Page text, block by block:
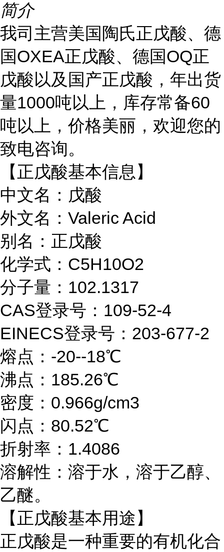
简介
我司主营美国陶氏正戊酸、德
国OXEA正戊酸、德国OQ正
戊酸以及国产正戊酸，年出货
量1000吨以上， 库存常备60
吨以上， 价格美丽，欢迎您的
致电咨询。
【正戊酸基本信息】
中文名：戊酸
外文名：Valeric Acid
别名：正戊酸
化学式：C5H10O2
分子量：102.1317
CAS登录号：109-52-4
EINECS登录号：203-677-2
熔点：-20--18℃
沸点：185.26℃
密度：0.966g/cm3
闪点：80.52℃
折射率：1.4086
溶解性：溶于水，溶于乙醇、
乙醚。
【正戊酸基本用途】
正戊酸是一种重要的有机化合